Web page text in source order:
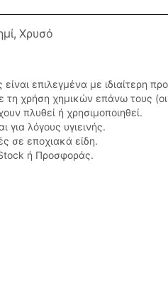
Χρυσό
επιλεγμένα με ιδιαίτερη
τη χρήση χημικών επάνω τους
πλυθεί ή χρησιμοποιηθεί.
λόγους υγιεινής.
σε εποχιακά είδη.
ή Προσφοράς.